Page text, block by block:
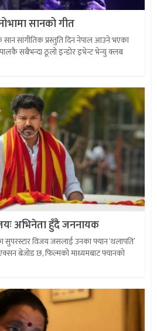
सानको गीत
सान सांगीतिक प्रस्तुति दिन नेपाल आउने भएका
सबैभन्दा ठूलो इन्डोर इभेन्ट भेन्यु क्लब
अभिनेता हुँदै जननायक
विजय जसलाई उनका फ्यान ‘थलापति’
बेजोड छ, फिल्मको माध्यमबाट फ्यानको